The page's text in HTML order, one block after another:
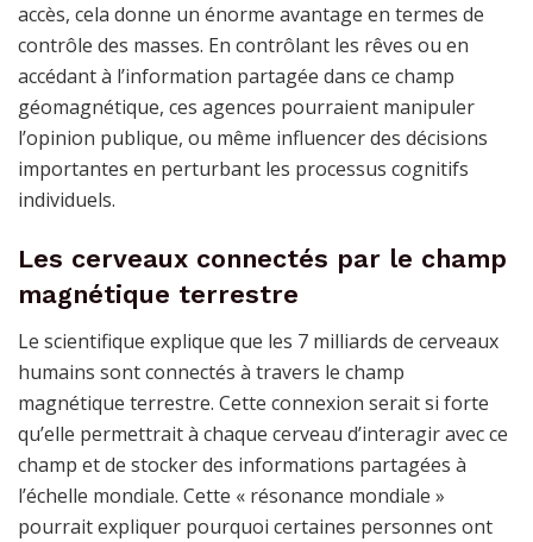
accès, cela donne un énorme avantage en termes de
contrôle des masses. En contrôlant les rêves ou en
accédant à l’information partagée dans ce champ
géomagnétique, ces agences pourraient manipuler
l’opinion publique, ou même influencer des décisions
importantes en perturbant les processus cognitifs
individuels.
Les cerveaux connectés par le champ
magnétique terrestre
Le scientifique explique que les 7 milliards de cerveaux
humains sont connectés à travers le champ
magnétique terrestre. Cette connexion serait si forte
qu’elle permettrait à chaque cerveau d’interagir avec ce
champ et de stocker des informations partagées à
l’échelle mondiale. Cette « résonance mondiale »
pourrait expliquer pourquoi certaines personnes ont